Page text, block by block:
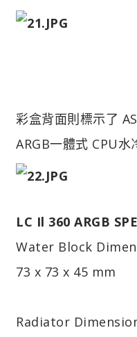
彩盒背面則標示了
ARGB一體式 CPU
LC Il 360 ARGB
Water Block
73 x 73 x 45 mm
Radiator